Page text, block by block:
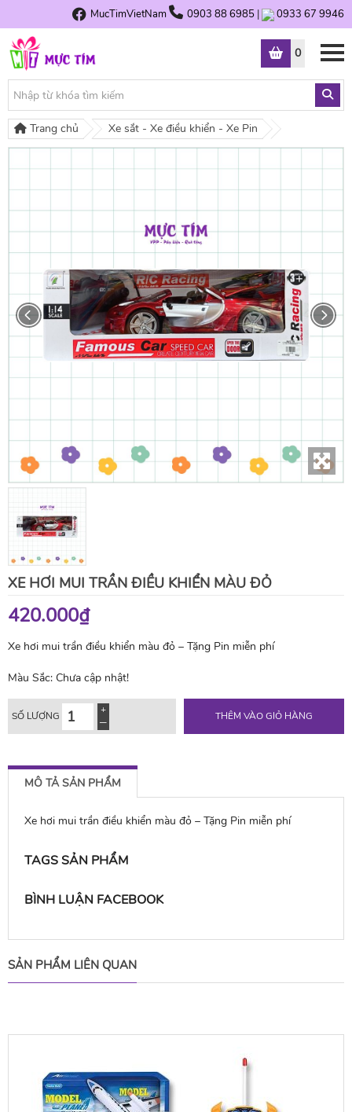
MucTimVietNam 0903 88 6985 | 0933 67 9946
0
Trang chủ Xe sắt - Xe điều khiển - Xe Pin
XE HƠI MUI TRẦN ĐIỀU KHIỂN MÀU ĐỎ
420.000₫
Xe hơi mui trần điều khiển màu đỏ – Tặng Pin miễn phí
Màu Sắc: Chưa cập nhật!
SỐ LƯỢNG THÊM VÀO GIỎ HÀNG
MÔ TẢ SẢN PHẨM
Xe hơi mui trần điều khiển màu đỏ – Tặng Pin miễn phí
TAGS SẢN PHẨM
BÌNH LUẬN FACEBOOK
SẢN PHẨM LIÊN QUAN